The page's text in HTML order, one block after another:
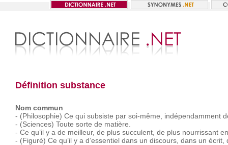
Définition substance
Nom commun
- (Philosophie) Ce qui subsiste par soi-même, indépendamment
- (Sciences) Toute sorte de matière.
- Ce qu’il y a de meilleur, de plus succulent, de plus nourrissant en
- (Figuré) Ce qu’il y a d’essentiel dans un discours, dans un écrit,